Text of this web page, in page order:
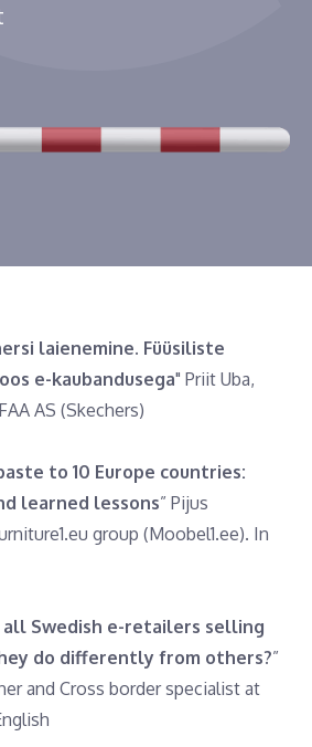
laienemine. Füüsiliste
e-kaubandusega" Priit Uba,
AS (Skechers)
to 10 Europe countries:
learned lessons” Pijus
group (Moobel1.ee). In
all Swedish e-retailers selling
do differently from others?”
and Cross border specialist at